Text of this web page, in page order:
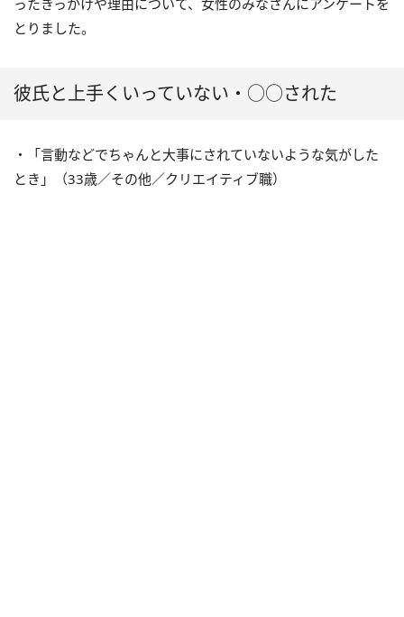
ったきっかけや理由について、女性のみなさんにアンケートを
とりました。
彼氏と上手くいっていない・○○された
・「言動などでちゃんと大事にされていないような気がした
とき」（33歳／その他／クリエイティブ職）